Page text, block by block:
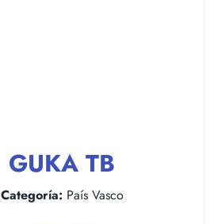
GUKA TB
Categoría: País Vasco